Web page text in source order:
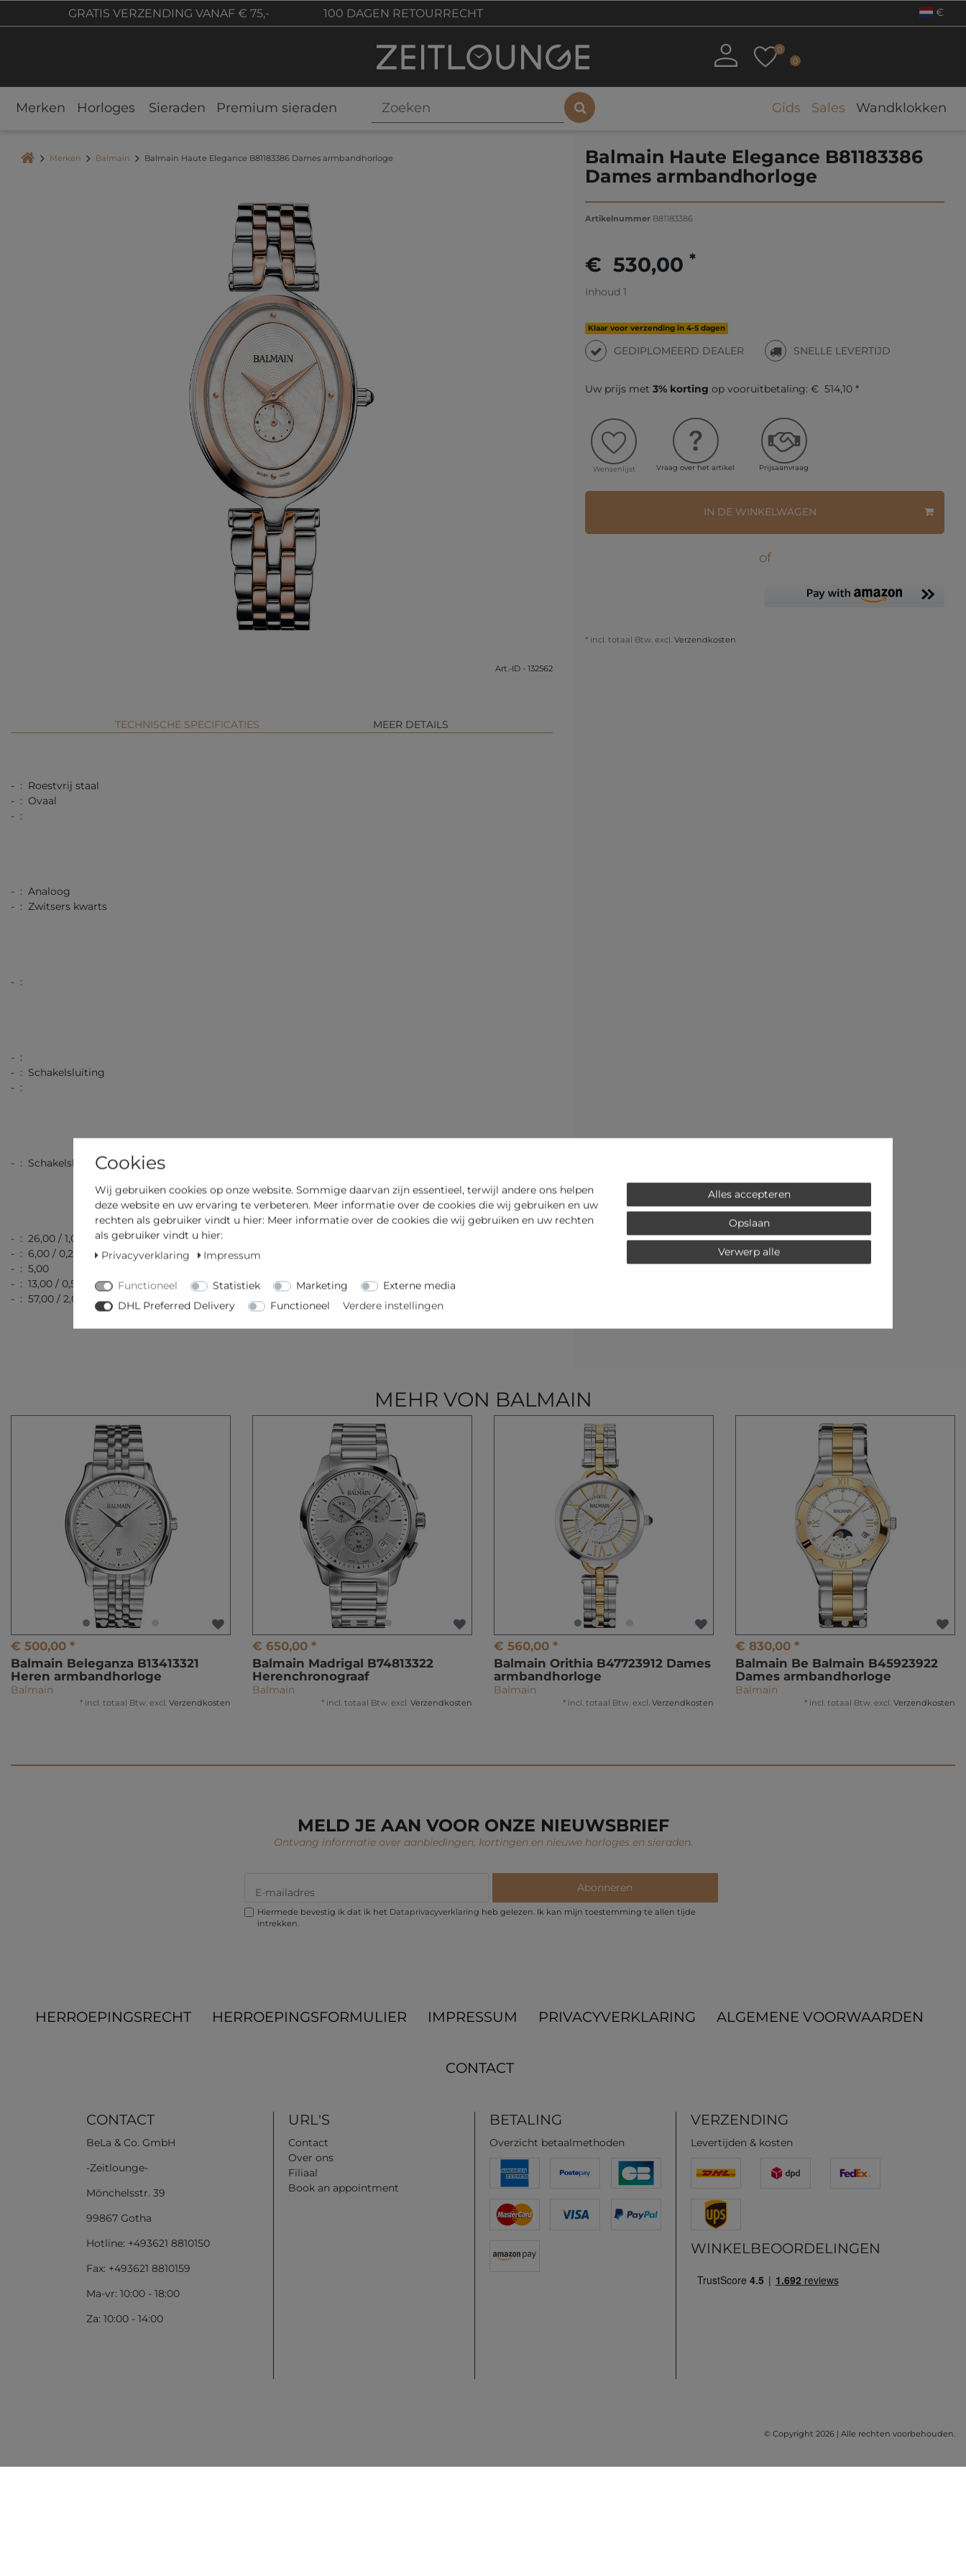
GRATIS VERZENDING VANAF € 75,- 100 DAGEN RETOURRECHT €
0
0
Merken Horloges Sieraden Premium sieraden Gids Sales Wandklokken
Merken Balmain Balmain Haute Elegance B81183386 Dames armbandhorloge
Art.-ID - 132562
TECHNISCHE SPECIFICATIES MEER DETAILS
- : Roestvrij staal
- : Ovaal
- :
- : Analoog
- : Zwitsers kwarts
- :
- :
- : Schakelsluiting
- :
- : Schakelsluiting
- : 26,00 / 1,02
- : 6,00 / 0,24
- : 5,00
- : 13,00 / 0,51
- : 57,00 / 2,01
Balmain Haute Elegance B81183386
Dames armbandhorloge
Artikelnummer B81183386
€ 530,00 *
Inhoud 1
Klaar voor verzending in 4-5 dagen
GEDIPLOMEERD DEALER SNELLE LEVERTIJD
Uw prijs met 3% korting op vooruitbetaling: € 514,10 *
Wensenlijst Vraag over het artikel Prijsaanvraag
IN DE WINKELWAGEN
of
* incl. totaal Btw. excl. Verzendkosten
MEHR VON BALMAIN
€ 500,00 *
Balmain Beleganza B13413321
Heren armbandhorloge
Balmain
* incl. totaal Btw. excl. Verzendkosten
€ 650,00 *
Balmain Madrigal B74813322
Herenchronograaf
Balmain
* incl. totaal Btw. excl. Verzendkosten
€ 560,00 *
Balmain Orithia B47723912 Dames
armbandhorloge
Balmain
* incl. totaal Btw. excl. Verzendkosten
€ 830,00 *
Balmain Be Balmain B45923922
Dames armbandhorloge
Balmain
* incl. totaal Btw. excl. Verzendkosten
MELD JE AAN VOOR ONZE NIEUWSBRIEF
Ontvang informatie over aanbiedingen, kortingen en nieuwe horloges en sieraden.
Abonneren
Hiermede bevestig ik dat ik het Data­privacy­verklaring heb gelezen. Ik kan mijn toestemming te allen tijde
intrekken.
HERROEPINGS­RECHT HERROEPINGS­FORMULIER IMPRESSUM PRIVACYVERKLARING ALGEMENE VOORWAARDEN
CONTACT
CONTACT
BeLa & Co. GmbH
-Zeitlounge-
Mönchelsstr. 39
99867 Gotha
Hotline: +493621 8810150
Fax: +493621 8810159
Ma-vr: 10:00 - 18:00
Za: 10:00 - 14:00
URL'S
Contact
Over ons
Filiaal
Book an appointment
BETALING
Overzicht betaalmethoden
VERZENDING
Levertijden & kosten
WINKELBEOORDELINGEN
© Copyright 2026 | Alle rechten voorbehouden.
Cookies
Wij gebruiken cookies op onze website. Sommige daarvan zijn essentieel, terwijl andere ons helpen
deze website en uw ervaring te verbeteren. Meer informatie over de cookies die wij gebruiken en uw
rechten als gebruiker vindt u hier: Meer informatie over de cookies die wij gebruiken en uw rechten
als gebruiker vindt u hier:
Privacyverklaring
Impressum
Functioneel Statistiek Marketing
Externe media
DHL Preferred Delivery
Functioneel Verdere instellingen
Alles accepteren
Opslaan
Verwerp alle